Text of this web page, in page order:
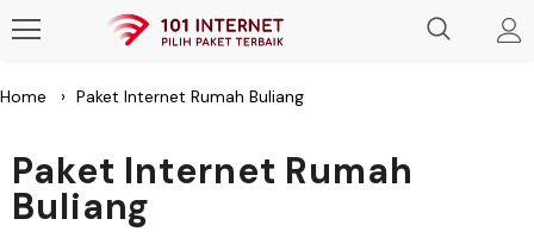
Home › Paket Internet Rumah Buliang
Paket Internet Rumah
Buliang